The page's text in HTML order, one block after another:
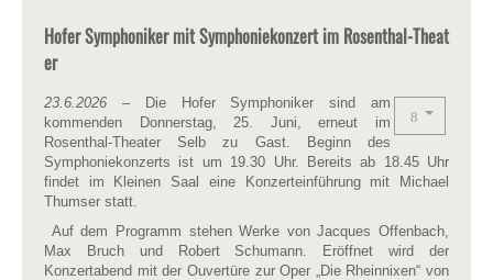
Hofer Symphoniker mit Symphoniekonzert im Rosenthal-Theat
er
23.6.2026 – Die Hofer Symphoniker sind am
kommenden Donnerstag, 25. Juni, erneut im
Rosenthal-Theater Selb zu Gast. Beginn des
Symphoniekonzerts ist um 19.30 Uhr. Bereits ab 18.45 Uhr
findet im Kleinen Saal eine Konzerteinführung mit Michael
Thumser statt.
Auf dem Programm stehen Werke von Jacques Offenbach,
Max Bruch und Robert Schumann. Eröffnet wird der
Konzertabend mit der Ouvertüre zur Oper „Die Rheinnixen“ von